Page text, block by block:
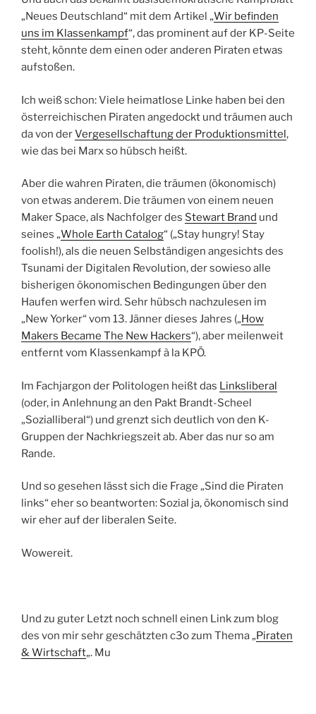
„Neues Deutschland“ mit dem Artikel „Wir befinden
uns im Klassenkampf“, das prominent auf der KP-Seite
steht, könnte dem einen oder anderen Piraten etwas
aufstoßen.
Ich weiß schon: Viele heimatlose Linke haben bei den
österreichischen Piraten angedockt und träumen auch
da von derVergesellschaftung der Produktionsmittel,
wie das bei Marx so hübsch heißt.
Aber die wahren Piraten, die träumen (ökonomisch)
von etwas anderem. Die träumen von einem neuen
Maker Space, als Nachfolger des Stewart Brand und
seines „Whole Earth Catalog“ („Stay hungry! Stay
foolish!), als die neuen Selbständigen angesichts des
Tsunami der Digitalen Revolution, der sowieso alle
bisherigen ökonomischen Bedingungen über den
Haufen werfen wird. Sehr hübsch nachzulesen im
„New Yorker“ vom 13. Jänner dieses Jahres („How
Makers Became The New Hackers“), aber meilenweit
entfernt vom Klassenkampf à la KPÖ.
Im Fachjargon der Politologen heißt das Linksliberal
(oder, in Anlehnung an den Pakt Brandt-Scheel
„Sozialliberal“) und grenzt sich deutlich von den K-
Gruppen der Nachkriegszeit ab. Aber das nur so am
Rande.
Und so gesehen lässt sich die Frage „Sind die Piraten
links“ eher so beantworten: Sozial ja, ökonomisch sind
wir eher auf der liberalen Seite.
Wowereit.
Und zu guter Letzt noch schnell einen Link zum blog
des von mir sehr geschätzten c3o zum Thema „Piraten
& Wirtschaft„. Mu